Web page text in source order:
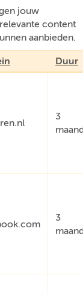
jouw
content
aanbieden.
Duur
3
3